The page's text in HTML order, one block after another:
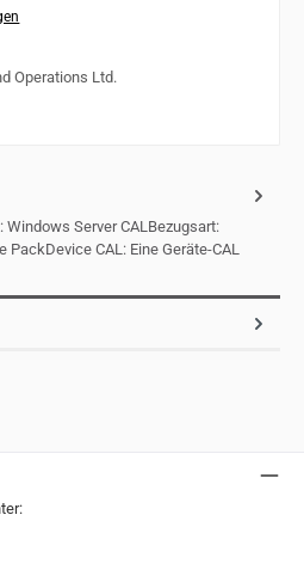
Operations Ltd.
Server CALBezugsart:
CAL: Eine Geräte-CAL